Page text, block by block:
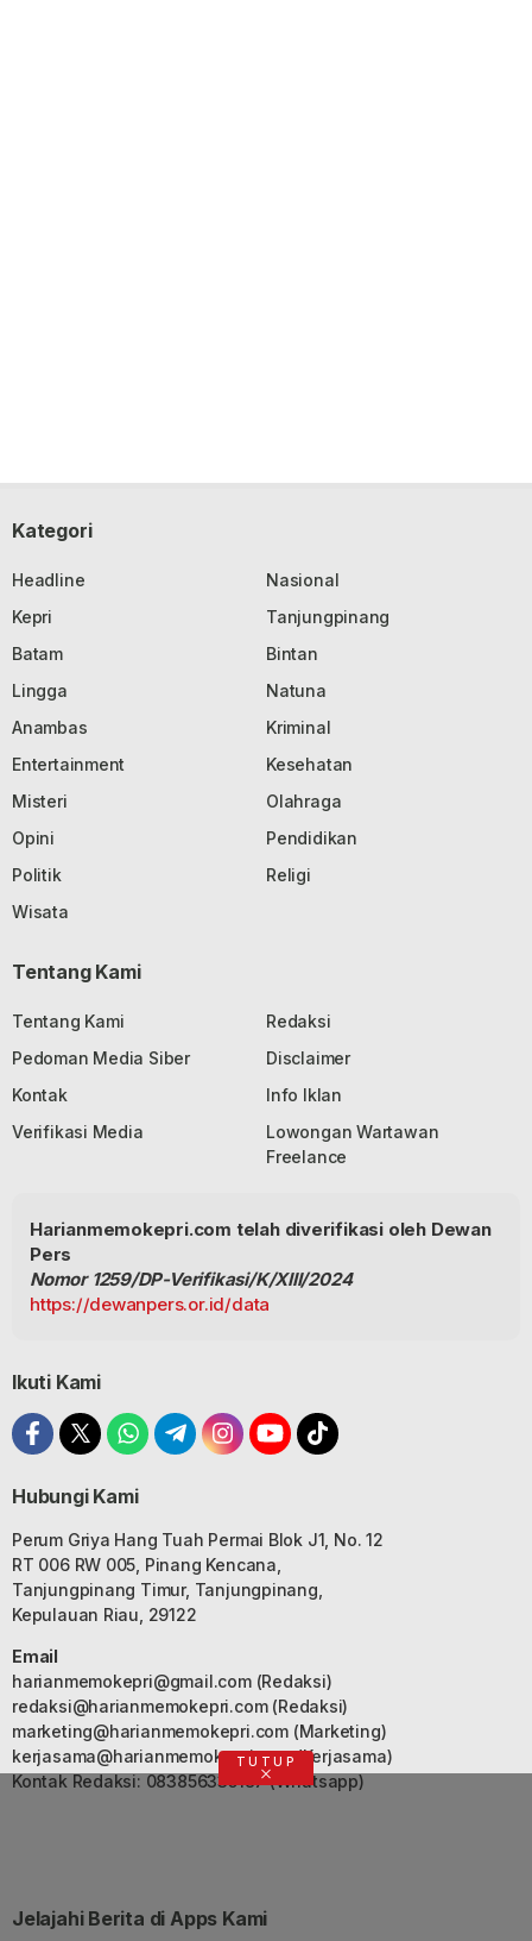
Kategori
Headline
Nasional
Kepri
Tanjungpinang
Batam
Bintan
Lingga
Natuna
Anambas
Kriminal
Entertainment
Kesehatan
Misteri
Olahraga
Opini
Pendidikan
Politik
Religi
Wisata
Tentang Kami
Tentang Kami
Redaksi
Pedoman Media Siber
Disclaimer
Kontak
Info Iklan
Verifikasi Media
Lowongan Wartawan
Freelance
Harianmemokepri.com telah diverifikasi oleh Dewan
Pers
Nomor 1259/DP-Verifikasi/K/XIII/2024
https://dewanpers.or.id/data
Ikuti Kami
Hubungi Kami
Perum Griya Hang Tuah Permai Blok J1, No. 12
RT 006 RW 005, Pinang Kencana,
Tanjungpinang Timur, Tanjungpinang,
Kepulauan Riau, 29122
Email
harianmemokepri@gmail.com(Redaksi)
redaksi@harianmemokepri.com(Redaksi)
marketing@harianmemokepri.com(Marketing)
kerjasama@harianmemokepri.com(Kerjasama)
Kontak Redaksi: 083856335187 (Whatsapp)
Jelajahi Berita di Apps Kami
TUTUP